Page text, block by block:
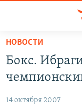
упрощенного
доступа
основному
ПРОГРАММЫ
ЦИТАТЫ СВОБОДЫ
НОВОСТИ
Бокс.
14 октября 2007